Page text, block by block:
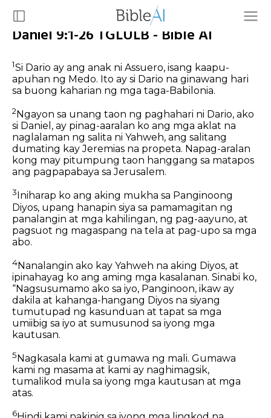
Daniel 9:1-26 TGLULB - Bible AI
1Si Dario ay ang anak ni Assuero, isang kaapu-
apuhan ng Medo. Ito ay si Dario na ginawang hari
sa buong kaharian ng mga taga-Babilonia.
2 Ngayon sa unang taon ng paghahari ni Dario, ako
si Daniel, ay pinag-aaralan ko ang mga aklat na
naglalaman ng salita ni Yahweh, ang salitang
dumating kay Jeremias na propeta. Napag-aralan
kong may pitumpung taon hanggang sa matapos
ang pagpapabaya sa Jerusalem.
3 Iniharap ko ang aking mukha sa Panginoong
Diyos, upang hanapin siya sa pamamagitan ng
panalangin at mga kahilingan, ng pag-aayuno, at
pagsuot ng magaspang na tela at pag-upo sa mga
abo.
4Nanalangin ako kay Yahweh na aking Diyos, at
ipinahayag ko ang aming mga kasalanan. Sinabi ko,
“Nagsusumamo ako sa iyo, Panginoon, ikaw ay
dakila at kahanga-hangang Diyos na siyang
tumutupad ng kasunduan at tapat sa mga
umiibig sa iyo at sumusunod sa iyong mga
kautusan.
5 Nagkasala kami at gumawa ng mali. Gumawa
kami ng masama at kami ay naghimagsik,
tumalikod mula sa iyong mga kautusan at mga
atas.
6